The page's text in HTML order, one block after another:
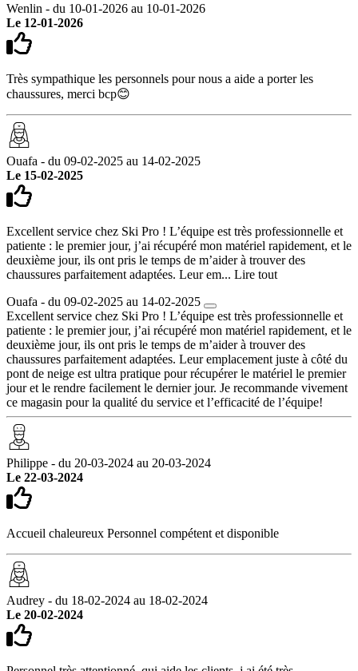
Wenlin - du 10-01-2026 au 10-01-2026
Le 12-01-2026
Très sympathique les personnels pour nous a aide a porter les
chaussures, merci bcp😊
Ouafa - du 09-02-2025 au 14-02-2025
Le 15-02-2025
Excellent service chez Ski Pro ! L’équipe est très professionnelle et
patiente : le premier jour, j’ai récupéré mon matériel rapidement, et le
deuxième jour, ils ont pris le temps de m’aider à trouver des
chaussures parfaitement adaptées. Leur em... Lire tout
Ouafa - du 09-02-2025 au 14-02-2025
Excellent service chez Ski Pro ! L’équipe est très professionnelle et
patiente : le premier jour, j’ai récupéré mon matériel rapidement, et le
deuxième jour, ils ont pris le temps de m’aider à trouver des
chaussures parfaitement adaptées. Leur emplacement juste à côté du
pont de neige est ultra pratique pour récupérer le matériel le premier
jour et le rendre facilement le dernier jour. Je recommande vivement
ce magasin pour la qualité du service et l’efficacité de l’équipe!
Philippe - du 20-03-2024 au 20-03-2024
Le 22-03-2024
Accueil chaleureux Personnel compétent et disponible
Audrey - du 18-02-2024 au 18-02-2024
Le 20-02-2024